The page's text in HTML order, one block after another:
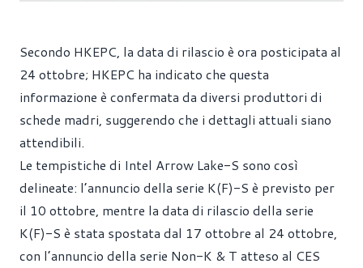
Secondo HKEPC, la data di rilascio è ora posticipata al
24 ottobre; HKEPC ha indicato che questa
informazione è confermata da diversi produttori di
schede madri, suggerendo che i dettagli attuali siano
attendibili.
Le tempistiche di Intel Arrow Lake-S sono così
delineate: l’annuncio della serie K(F)-S è previsto per
il 10 ottobre, mentre la data di rilascio della serie
K(F)-S è stata spostata dal 17 ottobre al 24 ottobre,
con l’annuncio della serie Non-K & T atteso al CES